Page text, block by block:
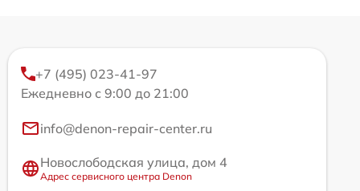
+7 (495) 023-41-97
Ежедневно с 9:00 до 21:00
info@denon-repair-center.ru
Новослободская улица, дом 4
Адрес сервисного центра Denon